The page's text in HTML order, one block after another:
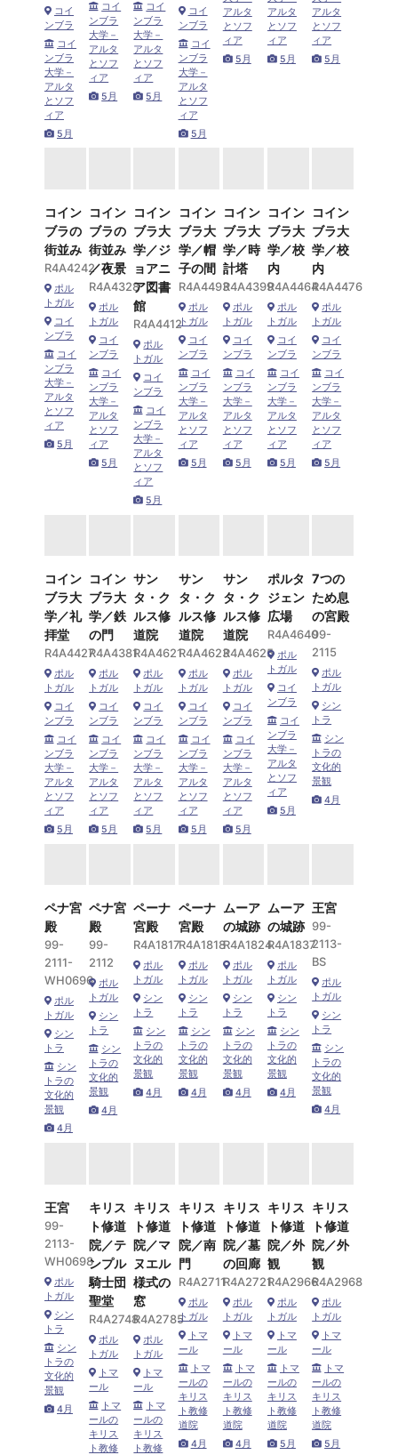
コイ
ンブラ
コイ
ンブラ
大学－
アルタ
とソフ
ィア
5月
コイ
ンブラ
大学－
アルタ
とソフ
ィア
5月
コイ
ンブラ
大学－
アルタ
とソフ
ィア
5月
コイ
ンブラ
コイ
ンブラ
大学－
アルタ
とソフ
ィア
5月
アルタ
とソフ
ィア
5月
アルタ
とソフ
ィア
5月
アルタ
とソフ
ィア
5月
コイン
ブラの
街並み
R4A4242
ポル
トガル
コイ
ンブラ
コイ
ンブラ
大学－
アルタ
とソフ
ィア
5月
コイン
ブラの
街並み
／夜景
R4A4328
ポル
トガル
コイ
ンブラ
コイ
ンブラ
大学－
アルタ
とソフ
ィア
5月
コイン
ブラ大
学／ジ
ョアニ
ア図書
館
R4A4412
ポル
トガル
コイ
ンブラ
コイ
ンブラ
大学－
アルタ
とソフ
ィア
5月
コイン
ブラ大
学／帽
子の間
R4A4493
ポル
トガル
コイ
ンブラ
コイ
ンブラ
大学－
アルタ
とソフ
ィア
5月
コイン
ブラ大
学／時
計塔
R4A4399
ポル
トガル
コイ
ンブラ
コイ
ンブラ
大学－
アルタ
とソフ
ィア
5月
コイン
ブラ大
学／校
内
R4A4464
ポル
トガル
コイ
ンブラ
コイ
ンブラ
大学－
アルタ
とソフ
ィア
5月
コイン
ブラ大
学／校
内
R4A4476
ポル
トガル
コイ
ンブラ
コイ
ンブラ
大学－
アルタ
とソフ
ィア
5月
コイン
ブラ大
学／礼
拝堂
R4A4427
ポル
トガル
コイ
ンブラ
コイ
ンブラ
大学－
アルタ
とソフ
ィア
5月
コイン
ブラ大
学／鉄
の門
R4A4381
ポル
トガル
コイ
ンブラ
コイ
ンブラ
大学－
アルタ
とソフ
ィア
5月
サン
タ・ク
ルス修
道院
R4A4621
ポル
トガル
コイ
ンブラ
コイ
ンブラ
大学－
アルタ
とソフ
ィア
5月
サン
タ・ク
ルス修
道院
R4A4623
ポル
トガル
コイ
ンブラ
コイ
ンブラ
大学－
アルタ
とソフ
ィア
5月
サン
タ・ク
ルス修
道院
R4A4625
ポル
トガル
コイ
ンブラ
コイ
ンブラ
大学－
アルタ
とソフ
ィア
5月
ポルタ
ジェン
広場
R4A4640
ポル
トガル
コイ
ンブラ
コイ
ンブラ
大学－
アルタ
とソフ
ィア
5月
7つの
ため息
の宮殿
99-
2115
ポル
トガル
シン
トラ
シン
トラの
文化的
景観
4月
ペナ宮
殿
99-
2111-
WH0696
ポル
トガル
シン
トラ
シン
トラの
文化的
景観
4月
ペナ宮
殿
99-
2112
ポル
トガル
シン
トラ
シン
トラの
文化的
景観
4月
ペーナ
宮殿
R4A1817
ポル
トガル
シン
トラ
シン
トラの
文化的
景観
4月
ペーナ
宮殿
R4A1818
ポル
トガル
シン
トラ
シン
トラの
文化的
景観
4月
ムーア
の城跡
R4A1824
ポル
トガル
シン
トラ
シン
トラの
文化的
景観
4月
ムーア
の城跡
R4A1837
ポル
トガル
シン
トラ
シン
トラの
文化的
景観
4月
王宮
99-
2113-
BS
ポル
トガル
シン
トラ
シン
トラの
文化的
景観
4月
王宮
99-
2113-
WH0698
ポル
トガル
シン
トラ
シン
トラの
文化的
景観
4月
キリス
ト修道
院／テ
ンプル
騎士団
聖堂
R4A2748
ポル
トガル
トマ
ール
トマ
ールの
キリス
ト教修
キリス
ト修道
院／マ
ヌエル
様式の
窓
R4A2785
ポル
トガル
トマ
ール
トマ
ールの
キリス
ト教修
キリス
ト修道
院／南
門
R4A2711
ポル
トガル
トマ
ール
トマ
ールの
キリス
ト教修
道院
4月
キリス
ト修道
院／墓
の回廊
R4A2721
ポル
トガル
トマ
ール
トマ
ールの
キリス
ト教修
道院
4月
キリス
ト修道
院／外
観
R4A2966
ポル
トガル
トマ
ール
トマ
ールの
キリス
ト教修
道院
5月
キリス
ト修道
院／外
観
R4A2968
ポル
トガル
トマ
ール
トマ
ールの
キリス
ト教修
道院
5月